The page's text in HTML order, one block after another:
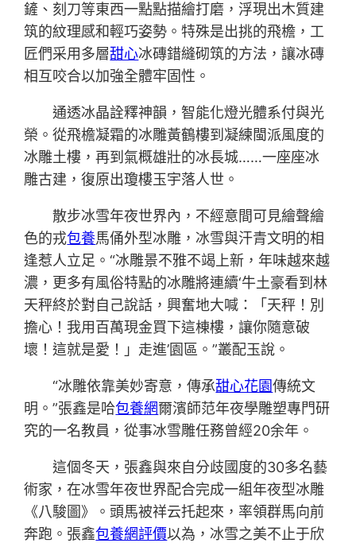
鏟、刻刀等東西一點點描繪打磨，浮現出木質建
筑的紋理感和輕巧姿勢。特殊是出挑的飛檐，工
匠們采用多層甜心冰磚錯縫砌筑的方法，讓冰磚
相互咬合以加強全體牢固性。
通透冰晶詮釋神韻，智能化燈光體系付與光
榮。從飛檐凝霜的冰雕黃鶴樓到凝練閩派風度的
冰雕土樓，再到氣概雄壯的冰長城……一座座冰
雕古建，復原出瓊樓玉宇落人世。
散步冰雪年夜世界內，不經意間可見繪聲繪
色的戎包養馬俑外型冰雕，冰雪與汗青文明的相
逢惹人立足。“冰雕景不雅不竭上新，年味越來越
濃，更多有風俗特點的冰雕將連續‘牛土豪看到林
天秤終於對自己說話，興奮地大喊：「天秤！別
擔心！我用百萬現金買下這棟樓，讓你隨意破
壞！這就是愛！」走進’園區。”叢配玉說。
“冰雕依靠美妙寄意，傳承甜心花園傳統文
明。”張鑫是哈包養網爾濱師范年夜學雕塑專門研
究的一名教員，從事冰雪雕任務曾經20余年。
這個冬天，張鑫與來自分歧國度的30多名藝
術家，在冰雪年夜世界配合完成一組年夜型冰雕
《八駿圖》。頭馬被祥云托起來，率領群馬向前
奔跑。張鑫包養網評價以為，冰雪之美不止于欣